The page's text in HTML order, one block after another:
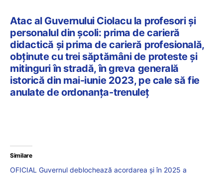
Atac al Guvernului Ciolacu la profesori și
personalul din școli: prima de carieră
didactică și prima de carieră profesională,
obținute cu trei săptămâni de proteste și
mitinguri în stradă, în greva generală
istorică din mai-iunie 2023, pe cale să fie
anulate de ordonanța-trenuleț
Similare
OFICIAL Guvernul deblochează acordarea și în 2025 a